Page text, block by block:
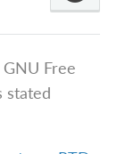
Free
stated